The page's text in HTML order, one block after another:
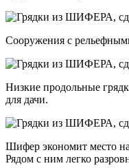
Сооружения с
Низкие продольные
для дачи.
Шифер экономит место
Рядом с ним легко